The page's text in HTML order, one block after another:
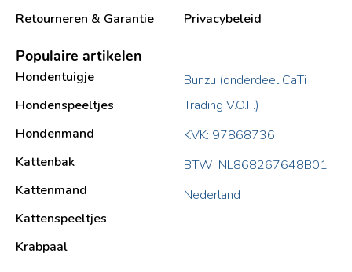
Retourneren & Garantie
Privacybeleid
Populaire artikelen
Hondentuigje
Hondenspeeltjes
Hondenmand
Kattenbak
Kattenmand
Kattenspeeltjes
Krabpaal​
Bunzu (onderdeel CaTi
Trading V.O.F.)
KVK: 97868736
BTW: NL868267648B01
Nederland